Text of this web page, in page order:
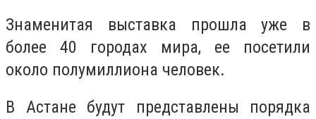
Знаменитая выставка прошла уже в
более 40 городах мира, ее посетили
около полумиллиона человек.
В Астане будут представлены порядка